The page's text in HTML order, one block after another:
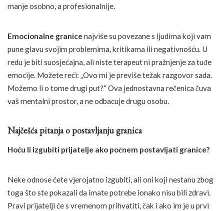
manje osobno, a profesionalnije.
Emocionalne granice najviše su povezane s ljudima koji vam
pune glavu svojim problemima, kritikama ili negativnošću. U
redu je biti suosjećajna, ali niste terapeut ni pražnjenje za tuđe
emocije. Možete reći: „Ovo mi je previše težak razgovor sada.
Možemo li o tome drugi put?“ Ova jednostavna rečenica čuva
vaš mentalni prostor, a ne odbacuje drugu osobu.
Najčešća pitanja o postavljanju granica
Hoću li izgubiti prijatelje ako počnem postavljati granice?
Neke odnose ćete vjerojatno izgubiti, ali oni koji nestanu zbog
toga što ste pokazali da imate potrebe ionako nisu bili zdravi.
Pravi prijatelji će s vremenom prihvatiti, čak i ako im je u prvi